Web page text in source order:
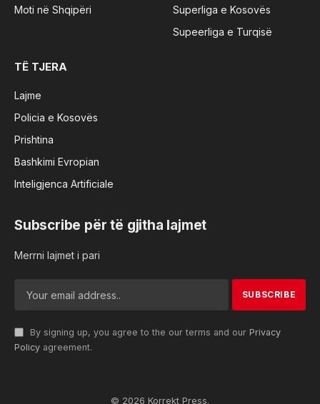
Moti në Shqipëri
Superliga e Kosovës
Supeerliga e Turqisë
TË TJERA
Lajme
Policia e Kosovës
Prishtina
Bashkimi Evropian
Inteligjenca Artificiale
Subscribe për të gjitha lajmet
Merrni lajmet i pari
By signing up, you agree to the our terms and our Privacy
Policy agreement.
© 2026 Korrekt Press.